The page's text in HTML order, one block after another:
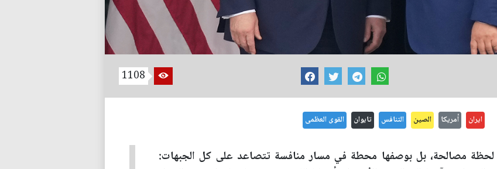
1108
ايران أمريكا الصين التنافس تايوان القوى العظمى
لحظة مصالحة، بل بوصفها محطة في مسار منافسة تتصاعد على كل الجبهات: